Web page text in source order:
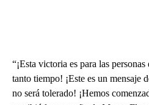
“¡Esta victoria es para las
tanto tiempo! ¡Este es un mensaje
no será tolerado! ¡Hemos